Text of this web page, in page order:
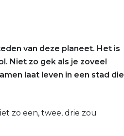
van deze planeet. Het is
Niet zo gek als je zoveel
laat leven in een stad die
zo een, twee, drie zou